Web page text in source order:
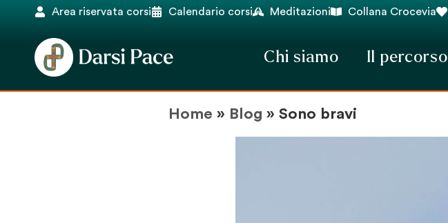
Area riservata corsi Calendario corsi Meditazioni Collana Crocevia
Chi siamo Il percorso
Home » Blog » Sono bravi